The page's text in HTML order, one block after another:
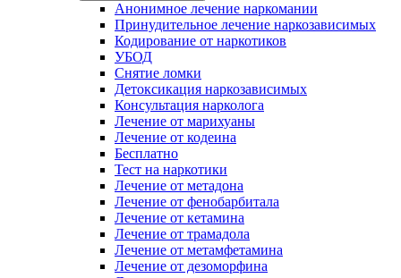
Анонимное лечение наркомании
Принудительное лечение наркозависимых
Кодирование от наркотиков
УБОД
Снятие ломки
Детоксикация наркозависимых
Консультация нарколога
Лечение от марихуаны
Лечение от кодеина
Бесплатно
Тест на наркотики
Лечение от метадона
Лечение от фенобарбитала
Лечение от кетамина
Лечение от трамадола
Лечение от метамфетамина
Лечение от дезоморфина